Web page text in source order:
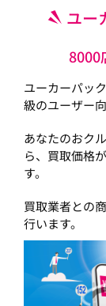
ユー
8000
ユーカーパッ
級のユーザー
あなたのおク
ら、買取価格
す。
買取業者との
行います。